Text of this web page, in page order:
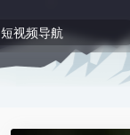
短视频导航